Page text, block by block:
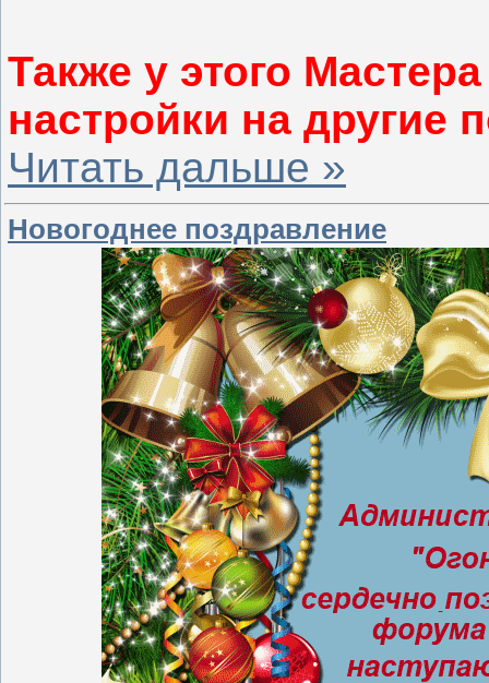
Также у этого
настройки на другие
Читать дальше »
Новогоднее поздравление